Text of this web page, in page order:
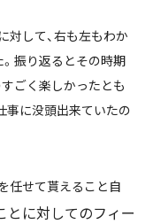
対して、右も左もわか
振り返るとその時期
ごく楽しかったとも
事に没頭出来ていたの
任せて貰えること自
とに対してのフィー